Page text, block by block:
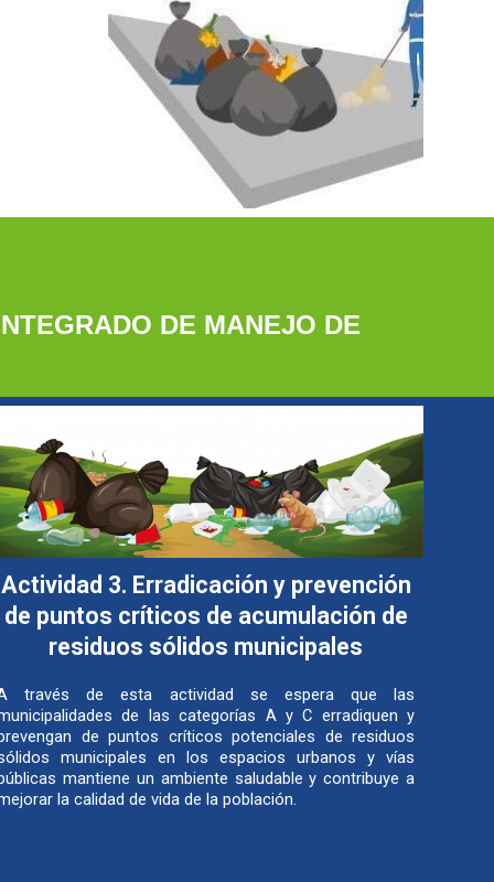
DE MANEJO DE
Actividad 3. Erradicación y prevención
de puntos críticos de acumulación de
residuos sólidos municipales
través de esta actividad se espera que las
de las categorías A y C erradiquen y
de puntos críticos potenciales de residuos
municipales en los espacios urbanos y vías
mantiene un ambiente saludable y contribuye a
la calidad de vida de la población.